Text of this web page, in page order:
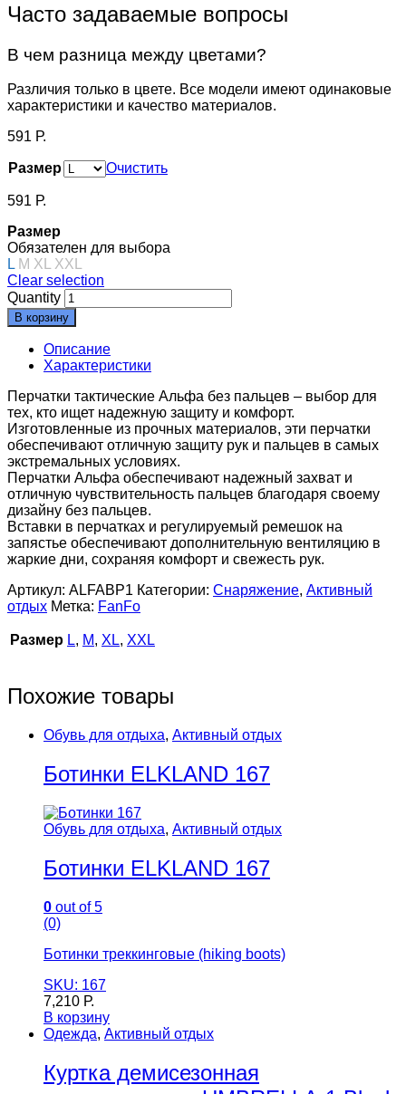
Часто задаваемые вопросы
В чем разница между цветами?
Различия только в цвете. Все модели имеют одинаковые
характеристики и качество материалов.
591 Р.
Размер Очистить
591 Р.
Размер
Обязателен для выбора
L M XL XXL
Clear selection
Quantity
В корзину
Описание
Характеристики
Перчатки тактические Альфа без пальцев – выбор для
тех, кто ищет надежную защиту и комфорт.
Изготовленные из прочных материалов, эти перчатки
обеспечивают отличную защиту рук и пальцев в самых
экстремальных условиях.
Перчатки Альфа обеспечивают надежный захват и
отличную чувствительность пальцев благодаря своему
дизайну без пальцев.
Вставки в перчатках и регулируемый ремешок на
запястье обеспечивают дополнительную вентиляцию в
жаркие дни, сохраняя комфорт и свежесть рук.
Артикул: ALFABP1 Категории: Снаряжение, Активный
отдых Метка: FanFo
Размер L, M, XL, XXL
Похожие товары
Обувь для отдыха, Активный отдых
Ботинки ELKLAND 167
Обувь для отдыха, Активный отдых
Ботинки ELKLAND 167
0 out of 5
(0)
Ботинки треккинговые (hiking boots)
SKU: 167
7,210 Р.
В корзину
Одежда, Активный отдых
Куртка демисезонная